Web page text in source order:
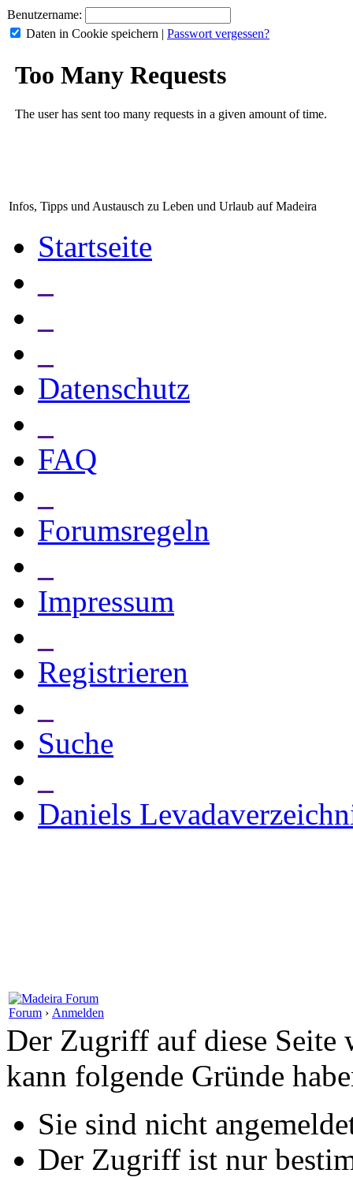
Benutzername:
Daten in Cookie speichern | Passwort vergessen?
Infos, Tipps und Austausch zu Leben und Urlaub auf Madeira
Startseite
Datenschutz
FAQ
Forumsregeln
Impressum
Registrieren
Suche
Daniels
Forum › Anmelden
Der Zugriff auf diese Seite
kann folgende Gründe
Sie sind nicht
Der Zugriff ist nur